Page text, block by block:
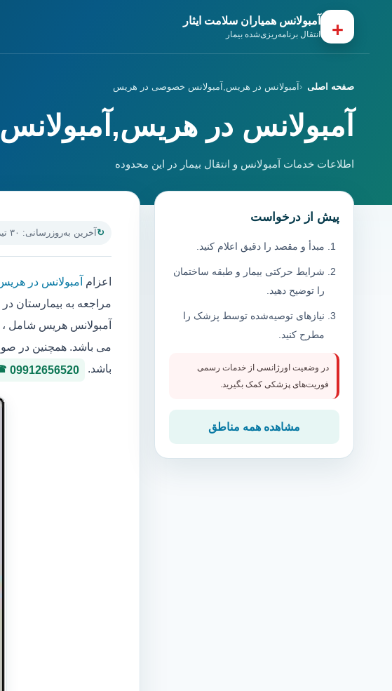
+ آمبولانس همیاران سلامت ایثار
انتقال برنامه‌ریزی‌شده بیمار
صفحه اصلی آمبولانس در هریس,آمبولانس خصوصی در هریس
آمبولانس در
اطلاعات خدمات آمبولانس و انتقال بیمار در این محدوده
آخرین به‌روزرسانی: ۳۰ تیر ۱۴۰۵
اعزام آمبولانس در
مراجعه به بیمارستان
آمبولانس هریس شامل ،
می باشد. همچنین در
باشد.
09912656520
پیش از درخواست
مبدأ و مقصد را دقیق اعلام کنید.
شرایط حرکتی بیمار و طبقه ساختمان
را توضیح دهید.
نیازهای توصیه‌شده توسط پزشک را
مطرح کنید.
در وضعیت اورژانسی از خدمات رسمی
فوریت‌های پزشکی کمک بگیرید.
مشاهده همه مناطق